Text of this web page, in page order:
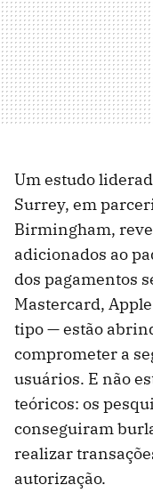
Um estudo
Surrey, em
Birmingham,
adicionados ao
dos pagamentos
Mastercard,
tipo — estão
comprometer a
usuários. E não
teóricos: os
conseguiram
realizar
autorização.